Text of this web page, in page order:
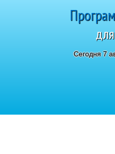
Сегодня 7